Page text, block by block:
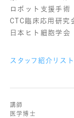
ロボット支援手
CTC臨床応用研究
日本ヒト細胞学会
スタッフ紹介リス
講師
医学博士